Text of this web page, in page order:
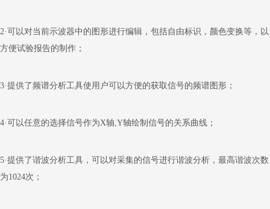
2·可以对当前示波器中的图形进行编辑，包括自由标识，颜色变换等，以
方便试验报告的制作；
3·提供了频谱分析工具使用户可以方便的获取信号的频谱图形；
4·可以任意的选择信号作为X轴,Y轴绘制信号的关系曲线；
5·提供了谐波分析工具，可以对采集的信号进行谐波分析，最高谐波次数
为1024次；